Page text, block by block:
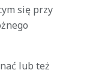
się przy
lub też